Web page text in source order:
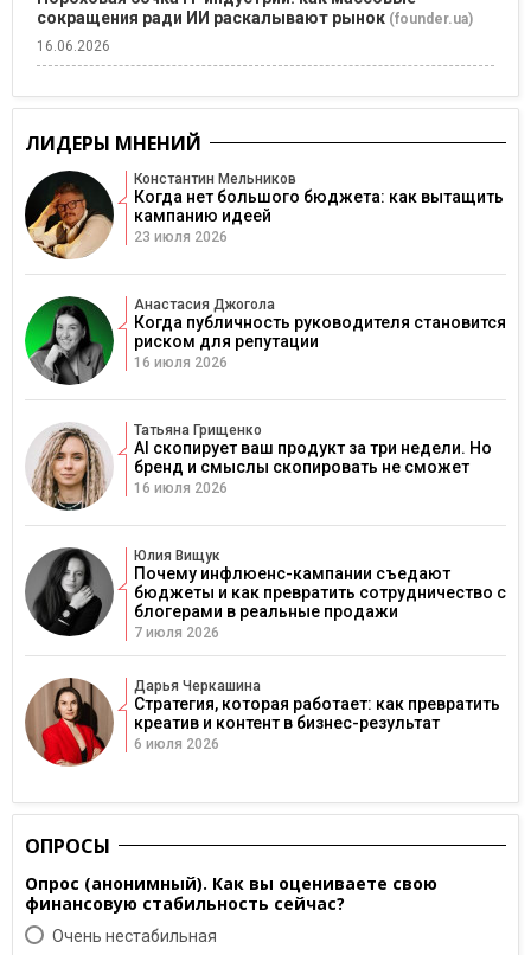
сокращения ради ИИ раскалывают рынок (founder.ua)
16.06.2026
ЛИДЕРЫ МНЕНИЙ
Константин Мельников
Когда нет большого бюджета: как вытащить
кампанию идеей
23 июля 2026
Анастасия Джогола
Когда публичность руководителя становится
риском для репутации
16 июля 2026
Татьяна Грищенко
AI скопирует ваш продукт за три недели. Но
бренд и смыслы скопировать не сможет
16 июля 2026
Юлия Вищук
Почему инфлюенс-кампании съедают
бюджеты и как превратить сотрудничество с
блогерами в реальные продажи
7 июля 2026
Дарья Черкашина
Стратегия, которая работает: как превратить
креатив и контент в бизнес-результат
6 июля 2026
ОПРОСЫ
Опрос (анонимный). Как вы оцениваете свою
финансовую стабильность сейчас?
Очень нестабильная